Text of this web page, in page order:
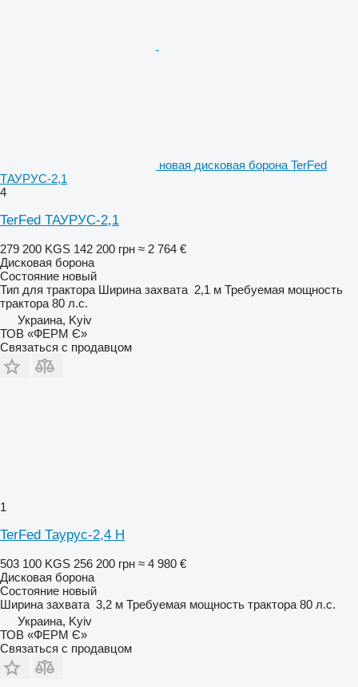
новая дисковая борона TerFed
ТАУРУС-2,1
4
TerFed ТАУРУС-2,1
279 200 KGS 142 200 грн ≈ 2 764 €
Дисковая борона
Состояние новый
Тип для трактора Ширина захвата 2,1 м Требуемая мощность
трактора 80 л.с.
Украина, Kyiv
ТОВ «ФЕРМ Є»
Связаться с продавцом
1
TerFed Таурус-2,4 Н
503 100 KGS 256 200 грн ≈ 4 980 €
Дисковая борона
Состояние новый
Ширина захвата 3,2 м Требуемая мощность трактора 80 л.с.
Украина, Kyiv
ТОВ «ФЕРМ Є»
Связаться с продавцом